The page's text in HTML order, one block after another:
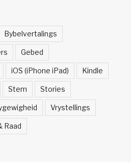
Bybelvertalings
Gebed
iOS (iPhone iPad) Kindle
Stem Stories
Vrystellings
Raad